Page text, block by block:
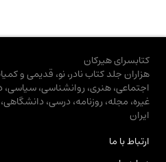
کتابسرای هیرکان
هزاران جلد کتاب نادر، نو، قدیمی و
اجتماعی، هنری، روانشناسی، سیاسی،
غیره، مجله، روزنامه، درسی،
ایران
ارتباط با ما